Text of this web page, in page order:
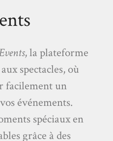
, la plateforme
spectacles, où
facilement un
événements.
spéciaux en
grâce à des